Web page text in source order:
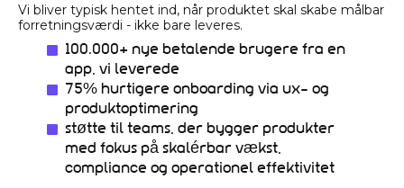
Vi bliver typisk hentet ind, når produktet skal skabe målbar
forretningsværdi - ikke bare leveres.
100.000+ nye betalende brugere fra en
app, vi leverede
75% hurtigere onboarding via UX- og
produktoptimering
Støtte til teams, der bygger produkter
med fokus på skalérbar vækst,
compliance og operationel effektivitet